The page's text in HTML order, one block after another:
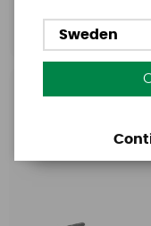
Köp!
Starboard
Sweden